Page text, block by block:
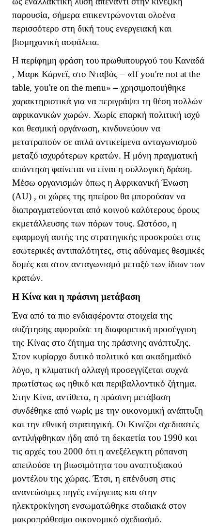
παρουσία, σήμερα επικεντρώνονται ολοένα
περισσότερο στη δική τους ενεργειακή και
βιομηχανική ασφάλεια.
Η περίφημη φράση του πρωθυπουργού του Καναδά
, Μαρκ Κάρνεϊ, στο Νταβός – «If you're not at the
table, you're on the menu» – χρησιμοποιήθηκε
χαρακτηριστικά για να περιγράψει τη θέση πολλών
αφρικανικών χωρών. Χωρίς επαρκή πολιτική ισχύ
και θεσμική οργάνωση, κινδυνεύουν να
μετατραπούν σε απλά αντικείμενα ανταγωνισμού
μεταξύ ισχυρότερων κρατών. Η μόνη πραγματική
απάντηση φαίνεται να είναι η συλλογική δράση.
Μέσω οργανισμών όπως η Αφρικανική Ένωση
(AU) , οι χώρες της ηπείρου θα μπορούσαν να
διαπραγματεύονται από κοινού καλύτερους όρους
εκμετάλλευσης των πόρων τους. Ωστόσο, η
εφαρμογή αυτής της στρατηγικής προσκρούει στις
εσωτερικές αντιπαλότητες, στις αδύναμες θεσμικές
δομές και στον ανταγωνισμό μεταξύ των ίδιων των
κρατών.
Η Κίνα και η πράσινη μετάβαση
Ένα από τα πιο ενδιαφέροντα στοιχεία της
συζήτησης αφορούσε τη διαφορετική προσέγγιση
της Κίνας στο ζήτημα της πράσινης ανάπτυξης.
Στον κυρίαρχο δυτικό πολιτικό και ακαδημαϊκό
λόγο, η κλιματική αλλαγή προσεγγίζεται συχνά
πρωτίστως ως ηθικό και περιβαλλοντικό ζήτημα.
Στην Κίνα, αντίθετα, η πράσινη μετάβαση
συνδέθηκε από νωρίς με την οικονομική ανάπτυξη
και την εθνική στρατηγική. Οι Κινέζοι σχεδιαστές
αντιλήφθηκαν ήδη από τη δεκαετία του 1990 και
τις αρχές του 2000 ότι η ανεξέλεγκτη ρύπανση
απειλούσε τη βιωσιμότητα του αναπτυξιακού
μοντέλου της χώρας. Έτσι, η επένδυση στις
ανανεώσιμες πηγές ενέργειας και στην
ηλεκτροκίνηση ενσωματώθηκε σταδιακά στον
μακροπρόθεσμο οικονομικό σχεδιασμό.